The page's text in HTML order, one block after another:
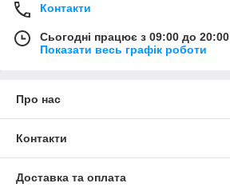
Контакти
Сьогодні працює з 09:00 до 20:00
Показати весь графік роботи
Про нас
Контакти
Доставка та оплата